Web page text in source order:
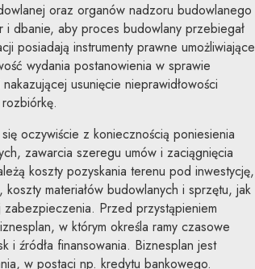
oraz organów nadzoru budowlanego
dbanie, aby proces budowlany przebiegał
posiadają instrumenty prawne umożliwiające
wydania postanowienia w sprawie
usunięcie nieprawidłowości
oczywiście z koniecznością poniesienia
zawarcia szeregu umów i zaciągnięcia
koszty pozyskania terenu pod inwestycję,
materiałów budowlanych i sprzętu, jak
Przed przystąpieniem
w którym określa ramy czasowe
i źródła finansowania. Biznesplan jest
w postaci np. kredytu bankowego.